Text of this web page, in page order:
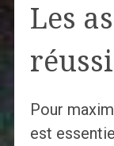
Les
Pour
est